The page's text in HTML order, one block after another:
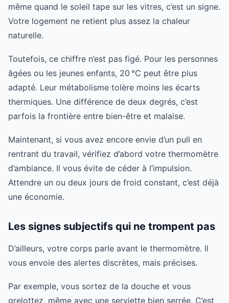
même quand le soleil tape sur les vitres, c’est un signe.
Votre logement ne retient plus assez la chaleur
naturelle.
Toutefois, ce chiffre n’est pas figé. Pour les personnes
âgées ou les jeunes enfants, 20 °C peut être plus
adapté. Leur métabolisme tolère moins les écarts
thermiques. Une différence de deux degrés, c’est
parfois la frontière entre bien-être et malaise.
Maintenant, si vous avez encore envie d’un pull en
rentrant du travail, vérifiez d’abord votre thermomètre
d’ambiance. Il vous évite de céder à l’impulsion.
Attendre un ou deux jours de froid constant, c’est déjà
une économie.
Les signes subjectifs qui ne trompent pas
D’ailleurs, votre corps parle avant le thermomètre. Il
vous envoie des alertes discrètes, mais précises.
Par exemple, vous sortez de la douche et vous
grelottez, même avec une serviette bien serrée. C’est